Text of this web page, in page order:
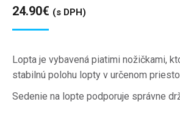
24.90€ (s DPH)
Lopta je vybavená piatimi nožičkami,
stabilnú polohu lopty v určenom
Sedenie na lopte podporuje správne